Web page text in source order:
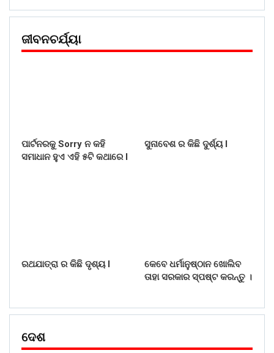
ଜୀବନଚର୍ଯ୍ୟା
ପାର୍ଟନରକୁ Sorry ନ କହି
ସମାଧାନ ହୁଏ ଏହି ୫ଟି କଥାରେ l
ସୁନାବେଶ ର କିଛି ଦୁର୍ଶ୍ୟ l
ରଥଯାତ୍ରା ର କିଛି ଦୃଶ୍ୟ l
କେବେ ଧର୍ମାନୁଷ୍ଠାନ ଖୋଲିବ
ତାହା ସରକାର ସ୍ପଷ୍ଟ କରନ୍ତୁ ।
ଦେଶ